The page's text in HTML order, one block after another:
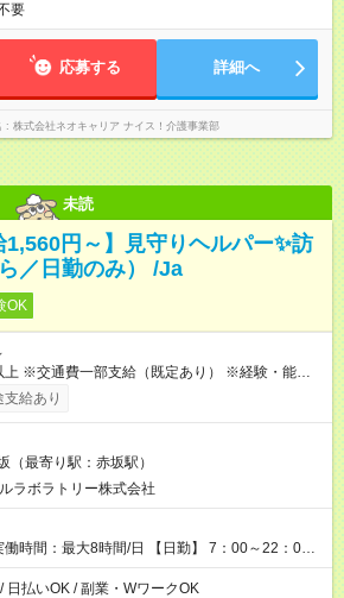
要
応募する 詳細へ
株式会社ネオキャリア ナイス！介護事業部
未読
1,560円～】見守りヘルパー✨訪
／日勤のみ） /Ja
OK
上 ※交通費一部支給（既定あり） ※経験・能力を
場合：1,560円×8時
円×8時間×12回
与に、本採用時と異なる部分があります。 雇用
と同じです。 給与：時給 1,230円以上
給あり
（最寄り駅：赤坂駅）
ラボラトリー株式会社
働時間：最大8時間/日 【日勤】 7：00～22：00
時間は法定通り） ※週1日～OK ／ 夜勤
日払いOK / 副業・WワークOK